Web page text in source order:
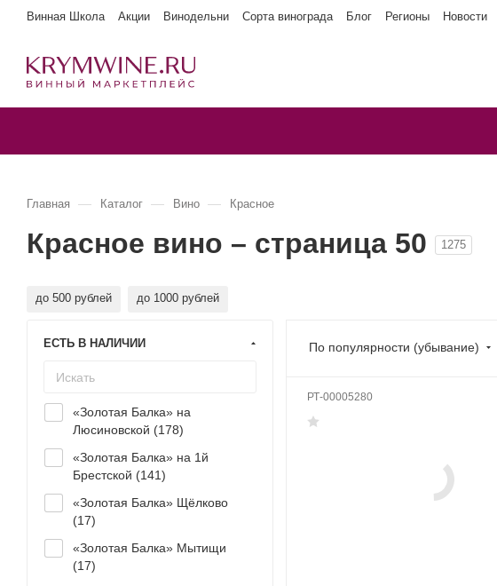
Винная Школа Акции Винодельни Сорта винограда Блог Регионы Новости
Главная — Каталог — Вино — Красное
Красное вино – страница 50 1275
до 500 рублей до 1000 рублей
По популярности (убывание)
РТ-00005280
ЕСТЬ В НАЛИЧИИ
«Золотая Балка» на
Люсиновской (178)
«Золотая Балка» на 1й
Брестской (141)
«Золотая Балка» Щёлково
(17)
«Золотая Балка» Мытищи
(17)